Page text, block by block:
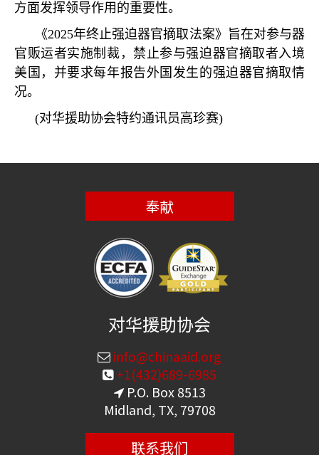
方面发挥领导作用的重要性。
《2025年终止强迫器官摘取法案》旨在对参与器
官贩运者实施制裁，禁止参与强迫器官摘取者入境
美国，并要求每年报告外国发生的强迫器官摘取情
况。
(对华援助协会特约通讯员高珍赛)
奉献
对华援助协会
info@chinaaid.org
+1(432)689-6985
P.O. Box 8513
Midland, TX, 79708
联系我们